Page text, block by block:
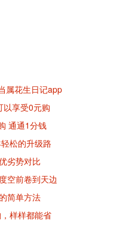
属花生日记app
以享受0元购
通通1分钱
松的升级路
劣势对比
空前卷到天边
简单方法
样样都能省